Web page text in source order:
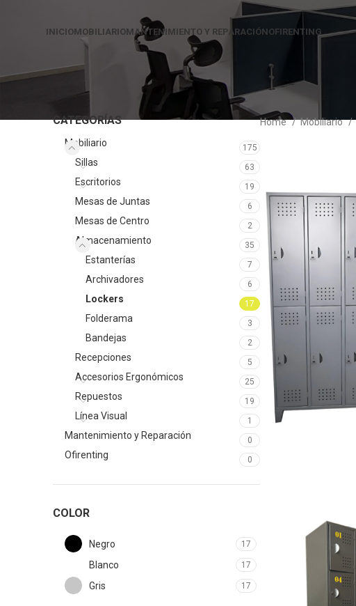
INICIOMOBILIARIOMANTENIMIENTO Y REPARACIÓNOFIRENTING
CATEGORÍAS
Mobiliario 175
Sillas 63
Escritorios 19
Mesas de Juntas 6
Mesas de Centro 2
Almacenamiento 35
Estanterías 7
Archivadores 6
Lockers 17
Folderama 3
Bandejas 2
Recepciones 5
Accesorios Ergonómicos 25
Repuestos 19
Línea Visual 1
Mantenimiento y Reparación 0
Ofirenting 0
COLOR
Negro 17
Blanco 17
Gris 17
Home Mobiliario